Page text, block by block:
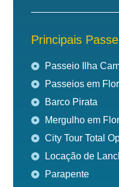
Principais
Passeio Ilha
Passeios em
Barco Pirata
Mergulho em
City Tour Total
Locação de
Parapente